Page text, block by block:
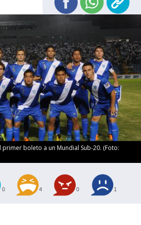
boleto a un Mundial Sub-20. (Foto:
0 4 0 1